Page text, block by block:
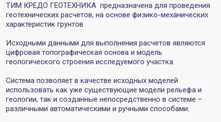
ТИМ КРЕДО ГЕОТЕХНИКА предназначена для проведения
геотехнических расчетов, на основе физико-механических
характеристик грунтов.
Исходными данными для выполнения расчетов являются
цифровая топографическая основа и модель
геологического строения исследуемого участка.
Система позволяет в качестве исходных моделей
использовать как уже существующие модели рельефа и
геологии, так и созданные непосредственно в системе –
различными автоматическими и ручными способами.